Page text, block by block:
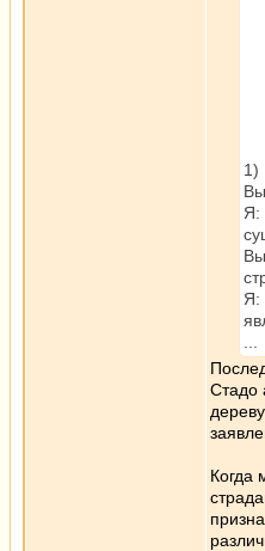
1)
Я:
Я:
Стадо
Когда